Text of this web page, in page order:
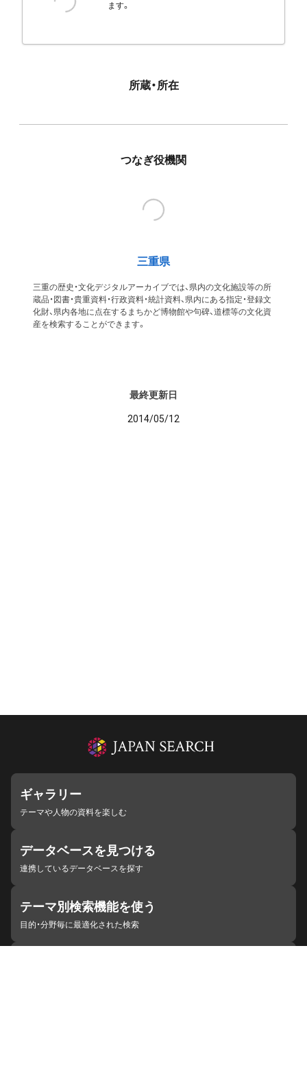
ます。
所蔵・所在
つなぎ役機関
三重県
三重の歴史・文化デジタルアーカイブでは、県内の文化施設等の所
蔵品・図書・貴重資料・行政資料・統計資料、県内にある指定・登録文
化財、県内各地に点在するまちかど博物館や句碑、道標等の文化資
産を検索することができます。
最終更新日
2014/05/12
ギャラリー
テーマや人物の資料を楽しむ
データベースを見つける
連携しているデータベースを探す
テーマ別検索機能を使う
目的・分野毎に最適化された検索